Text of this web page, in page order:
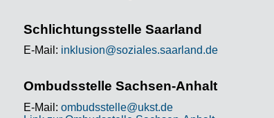
Schlichtungsstelle Saarland
E-Mail: inklusion@soziales.saarland.de
Ombudsstelle Sachsen-Anhalt
E-Mail: ombudsstelle@ukst.de